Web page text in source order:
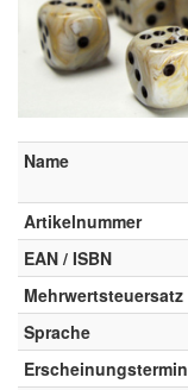
Name
Artikelnummer
EAN / ISBN
Mehrwertsteuersatz
Sprache
Erscheinungstermin